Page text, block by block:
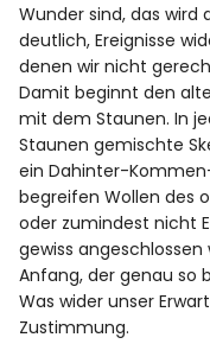
Wunder sind, das wird
deutlich, Ereignisse
denen wir nicht
Damit beginnt den
mit dem Staunen. In
Staunen gemischte
ein Dahinter-
begreifen Wollen des
oder zumindest nicht
gewiss
Anfang, der genau so
Was wider unser
Zustimmung.